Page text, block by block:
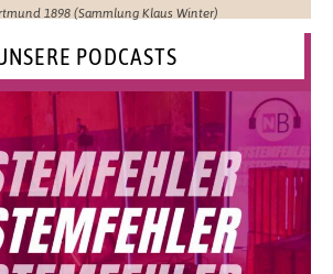
1898 (Sammlung Klaus Winter)
PODCASTS